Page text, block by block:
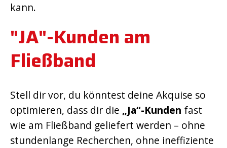
kann.
"JA"-Kunden am
Fließband
Stell dir vor, du könntest deine Akquise so
optimieren, dass dir die „Ja“-Kunden fast
wie am Fließband geliefert werden – ohne
stundenlange Recherchen, ohne ineffiziente